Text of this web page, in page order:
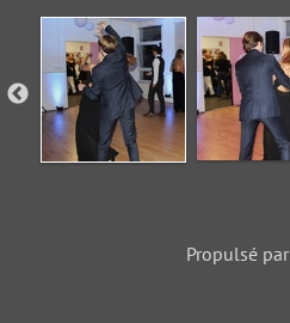
Propulsé par